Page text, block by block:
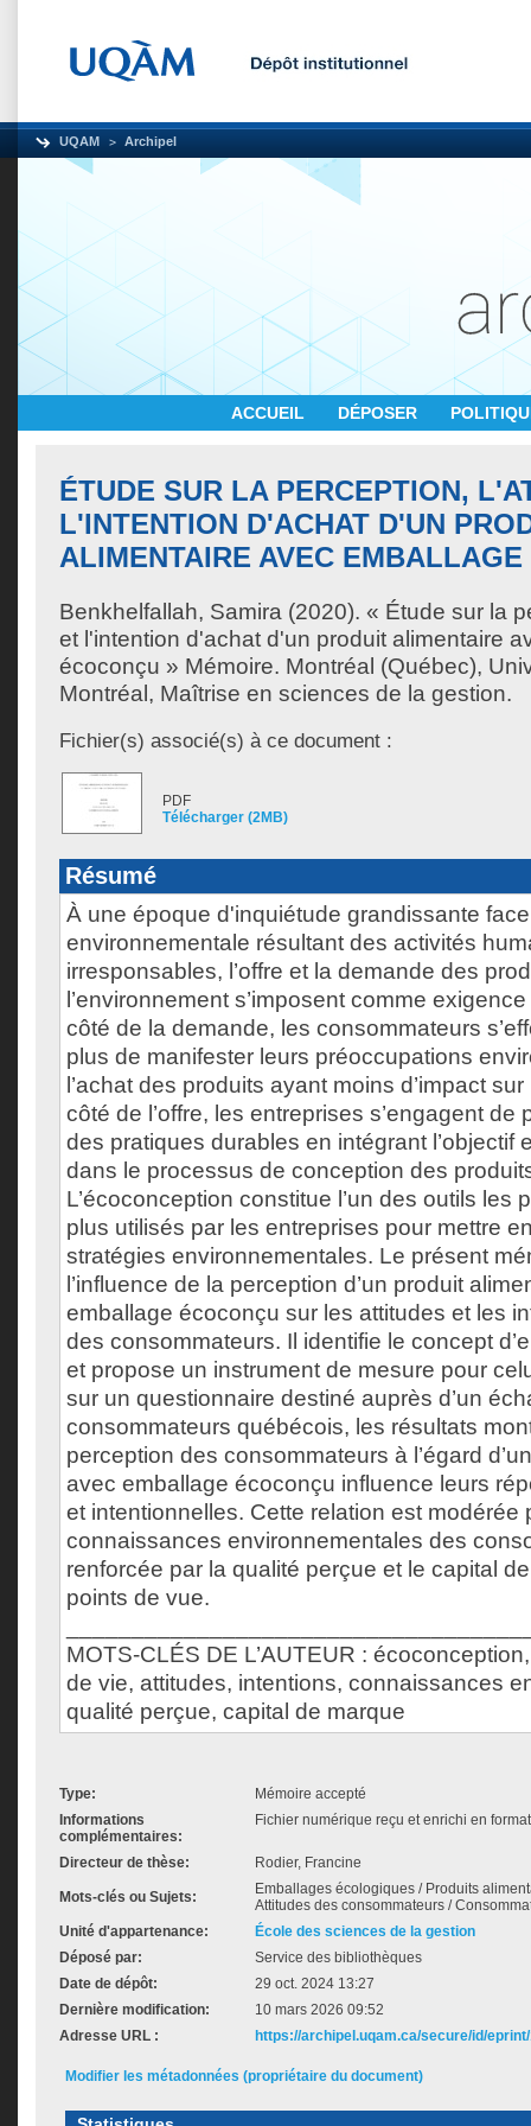
UQAM Archipel
ACCUEIL DÉPOSER
ÉTUDE SUR LA PERCEPTION,
L'INTENTION D'ACHAT D'UN
ALIMENTAIRE AVEC EMBALLAGE
Benkhelfallah, Samira (2020). « Étude sur la
et l'intention d'achat d'un produit alimentaire
écoconçu » Mémoire. Montréal (Québec),
Montréal, Maîtrise en sciences de la gestion.
Fichier(s) associé(s) à ce document :
PDF
Télécharger (2MB)
Résumé
À une époque d'inquiétude grandissante
environnementale résultant des activités
irresponsables, l’offre et la demande des
l’environnement s’imposent comme
côté de la demande, les consommateurs
plus de manifester leurs préoccupations
l’achat des produits ayant moins d’impact
côté de l’offre, les entreprises s’engagent de
des pratiques durables en intégrant l’objectif
dans le processus de conception des
L’écoconception constitue l’un des outils les
plus utilisés par les entreprises pour mettre
stratégies environnementales. Le présent
l’influence de la perception d’un produit
emballage écoconçu sur les attitudes et les
des consommateurs. Il identifie le concept
et propose un instrument de mesure pour
sur un questionnaire destiné auprès d’un
consommateurs québécois, les résultats
perception des consommateurs à l’égard
avec emballage écoconçu influence leurs
et intentionnelles. Cette relation est modérée
connaissances environnementales des
renforcée par la qualité perçue et le capital
points de vue.
MOTS-CLÉS DE L’AUTEUR :
de vie, attitudes, intentions, connaissances
qualité perçue, capital de marque
Type:
Mémoire accepté
Informations
complémentaires:
Fichier numérique reçu et enrichi en
Directeur de thèse: Rodier, Francine
Mots-clés ou Sujets:
Emballages écologiques / Produits
Attitudes des consommateurs /
Unité d'appartenance:
École des sciences de la gestion
Déposé par:
Service des bibliothèques
Date de dépôt:
29 oct. 2024 13:27
Dernière modification:
10 mars 2026 09:52
Adresse URL :
https://archipel.uqam.ca/secure/id/
Modifier les métadonnées (propriétaire du document)